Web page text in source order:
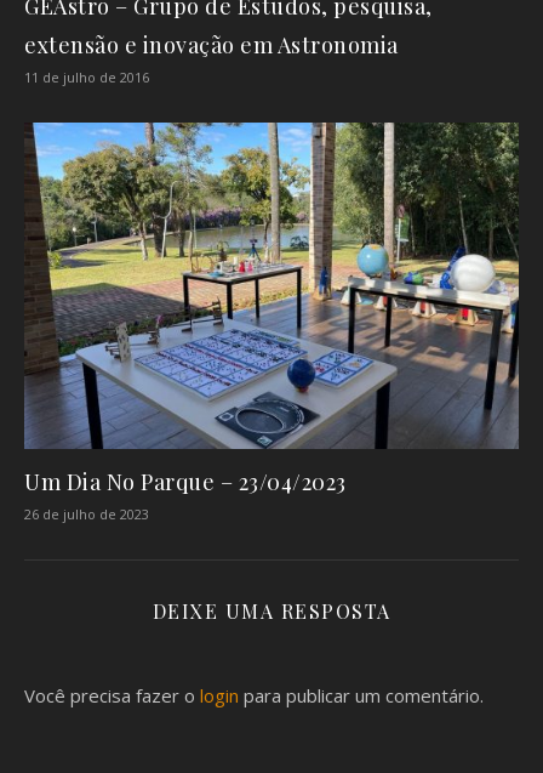
extensão e inovação em Astronomia
11 de julho de 2016
Um Dia No Parque – 23/04/2023
26 de julho de 2023
DEIXE UMA RESPOSTA
Você precisa fazer o login para publicar um comentário.